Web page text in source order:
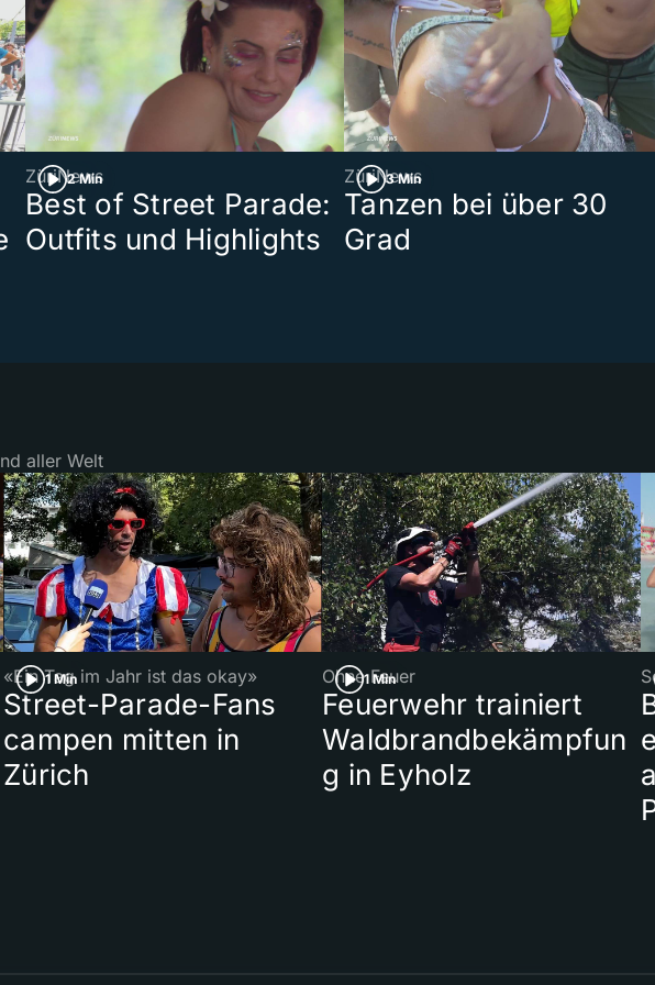
2 Min
ZüriNews
Best of Street Parade:
Outfits und Highlights
3 Min
ZüriNews
Tanzen bei über 30
Grad
aller Welt
1 Min
«Ein Tag im Jahr ist das okay»
Street-Parade-Fans
campen mitten in
Zürich
1 Min
Ohne Feuer
Feuerwehr trainiert
Waldbrandbekämpfun
g in Eyholz